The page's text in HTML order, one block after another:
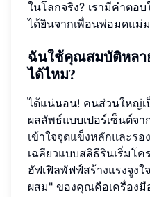
ในโลกจริง? เรามีคำตอ
ได้ยินจากเพื่อนพ่อมดแม่
ฉันใช้คุณสมบัติหลา
ได้ไหม?
ได้แน่นอน! คนส่วนใหญ่
ผลลัพธ์แบบเปอร์เซ็นต์จ
เข้าใจจุดแข็งหลักและร
เฉลียวแบบสลิธีรินเริ่มโ
ฮัฟเฟิลพัฟฟ์สร้างแรงจูง
ผสม" ของคุณคือเครื่องมื